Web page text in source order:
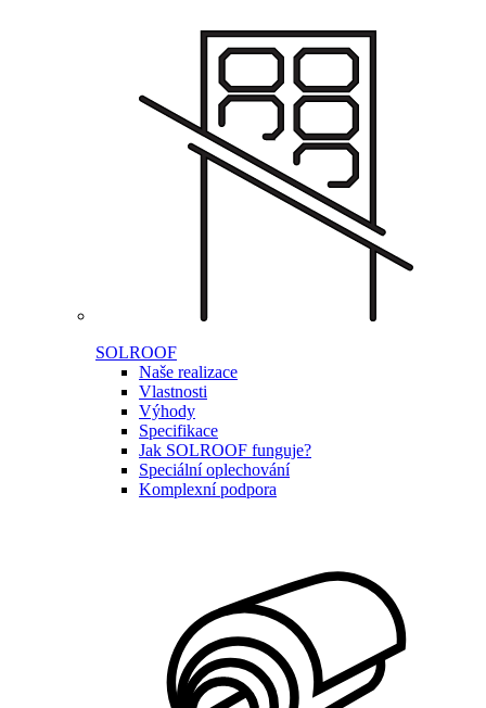
SOLROOF
Naše realizace
Vlastnosti
Výhody
Specifikace
Jak SOLROOF funguje?
Speciální oplechování
Komplexní podpora